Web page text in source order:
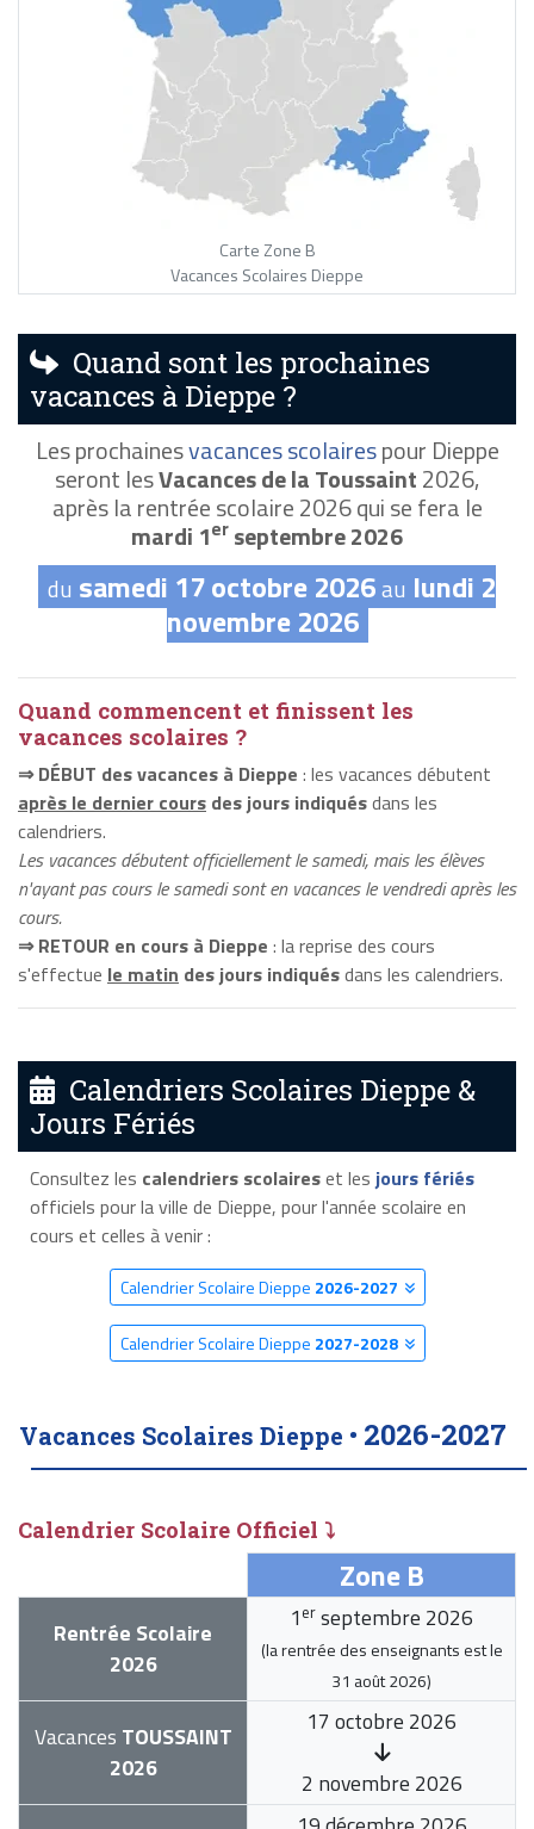
Carte Zone B
Vacances Scolaires Dieppe
Quand sont les prochaines
vacances à Dieppe ?
Les prochainesvacances scolairespour Dieppe
seront lesVacances de la Toussaint2026,
après la rentrée scolaire 2026 qui se fera le
mardi 1er septembre 2026
du samedi 17 octobre 2026au lundi 2
novembre 2026
Quand commencent et finissent les
vacances scolaires ?
⇒ DÉBUT des vacances à Dieppe : les vacances débutent
après le dernier cours des jours indiquésdans les
calendriers.
Les vacances débutent officiellement le samedi, mais les élèves
n'ayant pas cours le samedi sont en vacances le vendredi après les
cours.
⇒ RETOUR en cours à Dieppe : la reprise des cours
s'effectue le matin des jours indiquésdans les calendriers.
Calendriers Scolaires Dieppe &
Jours Fériés
Consultez les calendriers scolaireset les jours fériés
officiels pour la ville de Dieppe, pour l'année scolaire en
cours et celles à venir :
Calendrier Scolaire Dieppe 2026-2027
Calendrier Scolaire Dieppe 2027-2028
Vacances Scolaires Dieppe • 2026-2027
Calendrier Scolaire Officiel ⤵
Zone B
Rentrée Scolaire
2026
1 er septembre 2026
(la rentrée des enseignants est le
31 août 2026)
Vacances TOUSSAINT
2026
17 octobre 2026
2 novembre 2026